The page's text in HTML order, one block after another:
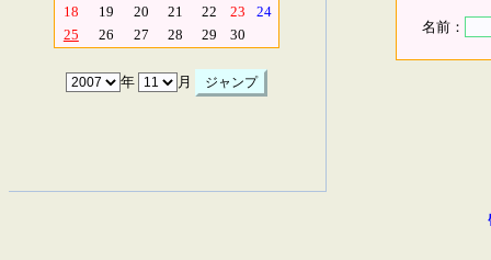
18
19 20 21 22 23
24
25
26 27 28 29 30
年 月
名前：